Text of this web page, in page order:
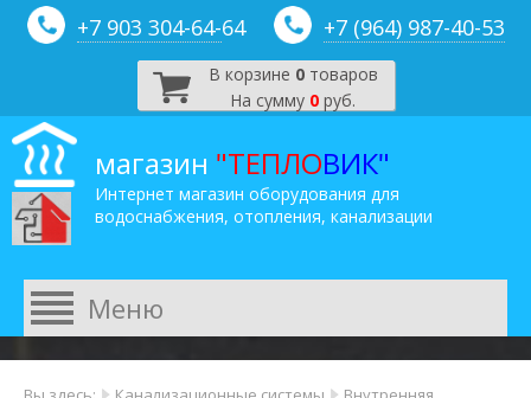
+7 903 304-64-64 +7 (964) 987-40-53
В корзине 0товаров
На сумму 0 руб.
магазин "ТЕПЛОВИК"
Интернет магазин оборудования для
водоснабжения, отопления, канализации